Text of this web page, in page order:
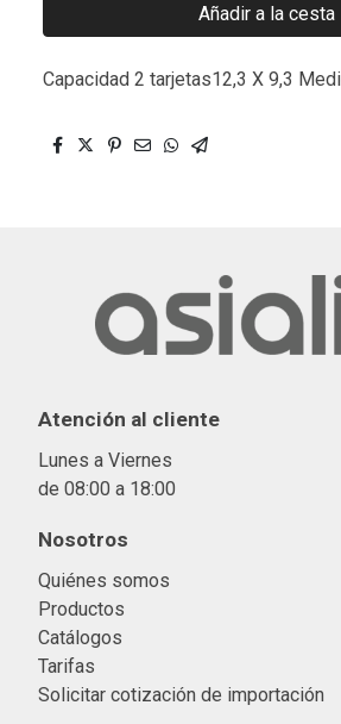
Añadir a la cesta
Capacidad 2 tarjetas12,3 X 9,3
Atención al cliente
Lunes a Viernes
de 08:00 a 18:00
Nosotros
Quiénes somos
Productos
Catálogos
Tarifas
Solicitar cotización de importación